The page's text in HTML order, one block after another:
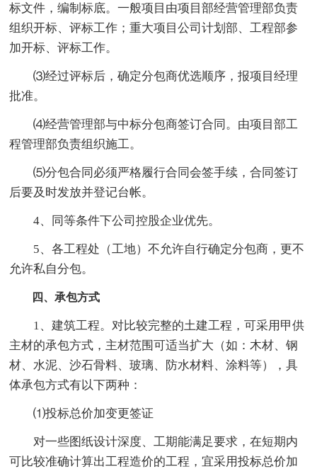
标文件，编制标底。一般项目由项目部经营管理部负责
组织开标、评标工作；重大项目公司计划部、工程部参
加开标、评标工作。
⑶经过评标后，确定分包商优选顺序，报项目经理
批准。
⑷经营管理部与中标分包商签订合同。由项目部工
程管理部负责组织施工。
⑸分包合同必须严格履行合同会签手续，合同签订
后要及时发放并登记台帐。
4、同等条件下公司控股企业优先。
5、各工程处（工地）不允许自行确定分包商，更不
允许私自分包。
四、承包方式
1、建筑工程。对比较完整的土建工程，可采用甲供
主材的承包方式，主材范围可适当扩大（如：木材、钢
材、水泥、沙石骨料、玻璃、防水材料、涂料等），具
体承包方式有以下两种：
⑴投标总价加变更签证
对一些图纸设计深度、工期能满足要求，在短期内
可比较准确计算出工程造价的工程，宜采用投标总价加